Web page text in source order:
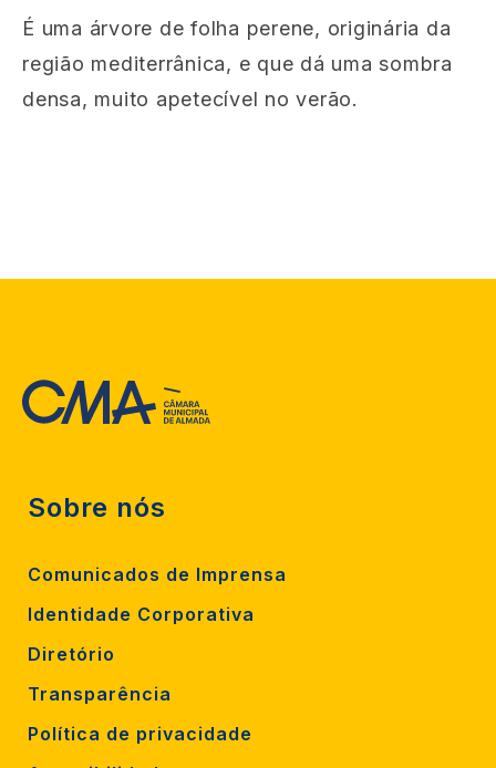
É uma árvore de folha perene, originária da
região mediterrânica, e que dá uma sombra
densa, muito apetecível no verão.
Sobre nós
Comunicados de Imprensa
Identidade Corporativa
Diretório
Transparência
Política de privacidade